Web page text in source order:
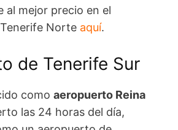
al mejor precio en el
Norte aquí.
de Tenerife Sur
como aeropuerto Reina
las 24 horas del día,